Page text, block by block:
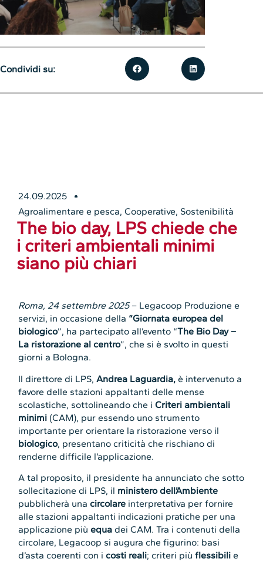
24.09.2025
Agroalimentare e pesca,Cooperative, Sostenibilità
The bio day, LPS chiede che
i criteri ambientali minimi
siano più chiari
Roma, 24 settembre 2025– Legacoop Produzione e
servizi, in occasione della “Giornata europea del
biologico”, ha partecipato all’evento “The Bio Day –
La ristorazione al centro”, che si è svolto in questi
giorni a Bologna.
Il direttore di LPS,Andrea Laguardia, è intervenuto a
favore delle stazioni appaltanti delle mense
scolastiche, sottolineando che iCriteri ambientali
minimi (CAM), pur essendo uno strumento
importante per orientare la ristorazione verso il
biologico, presentano criticità che rischiano di
renderne difficile l’applicazione.
A tal proposito, il presidente ha annunciato che sotto
sollecitazione di LPS, il ministero dell’Ambiente
pubblicherà unacircolare interpretativa per fornire
alle stazioni appaltanti indicazioni pratiche per una
applicazione piùequa dei CAM. Tra i contenuti della
circolare, Legacoop si augura che figurino: basi
d’asta coerenti con icosti reali; criteri piùflessibili e
Condividi su: